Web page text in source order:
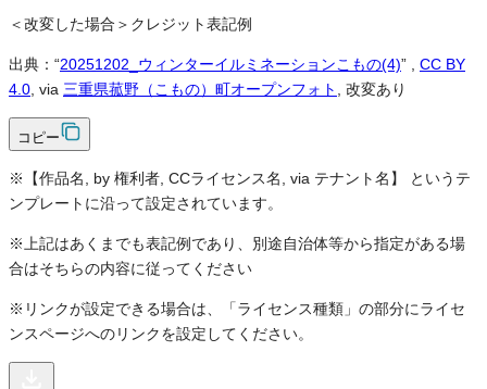
＜改変した場合＞クレジット表記例
出典：“20251202_ウィンターイルミネーションこもの(4)”
CC BY
4.0 , via 三重県菰野（こもの）町オープンフォト , 改変あり
コピー
※【作品名, by 権利者, CCライセンス名, via テナント名】 というテ
ンプレートに沿って設定されています。
※上記はあくまでも表記例であり、別途自治体等から指定がある場
合はそちらの内容に従ってください
※リンクが設定できる場合は、「ライセンス種類」の部分にライセ
ンスページへのリンクを設定してください。